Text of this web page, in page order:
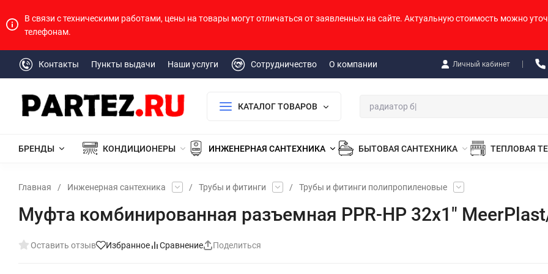
В связи с техническими работами, цены на товары могут отличаться от заявленных на сайте. Актуальную стоимость можно
телефонам.
Контакты Пункты выдачи Наши услуги Сотрудничество О компании Личный кабинет
КАТАЛОГ ТОВАРОВ
БРЕНДЫ КОНДИЦИОНЕРЫ ИНЖЕНЕРНАЯ САНТЕХНИКА БЫТОВАЯ САНТЕХНИКА ТЕПЛОВАЯ
Главная / Инженерная сантехника / Трубы и фитинги / Трубы и фитинги полипропиленовые
Муфта комбинированная разъемная PPR-НР 32х1"
Оставить отзыв Избранное Сравнение Поделиться